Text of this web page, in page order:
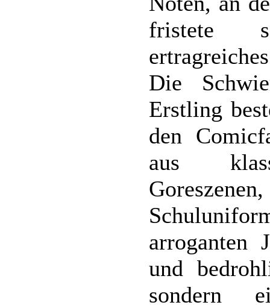
fristete
Die
Erstling
den
aus
arroganten
und
sondern